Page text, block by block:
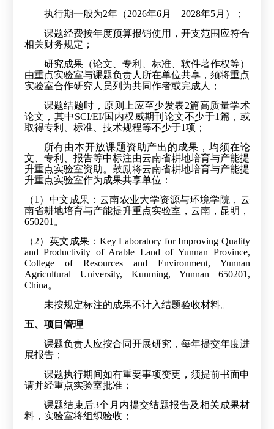
执行期一般为2年（2026年6月 —2028年5月）；
课题经费按年度预算报销使用，开支范围应符合
相关财务规定；
研究成果（论文、专利、标准、软件著作权等）
由重点实验室与课题负责人所在单位共享，须将重点
实验室合作研究人员列为共同作者或完成人；
课题结题时，原则上应至少发表2篇高质量学术
论文，其中 SCI/EI/国内权威期刊论文不少于1 篇，或
取得专利、标准、技术规程等不少于1项；
所有由本开放课题资助产出的成果，均须在论
文、专利、报告等中标注由云南省耕地培育与产能提
升重点实验室资助。鼓励将云南省耕地培育与产能提
升重点实验室作为成果共享单位：
（1 ）中文成果：云南农业大学资源与环境学院，云
南省耕地培育与产能提升重点实验室，云南，昆明，
650201 。
（2）英文成果： Key Laboratory for Improving Quality
and Productivity of Arable Land of Yunnan Province,
College of Resources and Environment, Yunnan
Agricultural University, Kunming, Yunnan 650201,
China。
未按规定标注的成果不计入结题验收材料。
五、项目管理
课题负责人应按合同开展研究，每年提交年度进
展报告；
课题执行期间如有重要事项变更，须提前书面申
请并经重点实验室批准；
课题结束后3个月内提交结题报告及相关成果材
料，实验室将组织验收；